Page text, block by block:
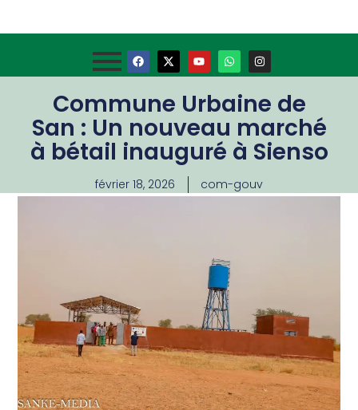
Commune Urbaine de
San : Un nouveau marché
à bétail inauguré à Sienso
février 18, 2026 com-gouv